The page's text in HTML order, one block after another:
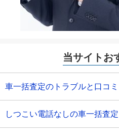
当サイトお
車一括査定のトラブルと口コミ
しつこい電話なしの車一括査定